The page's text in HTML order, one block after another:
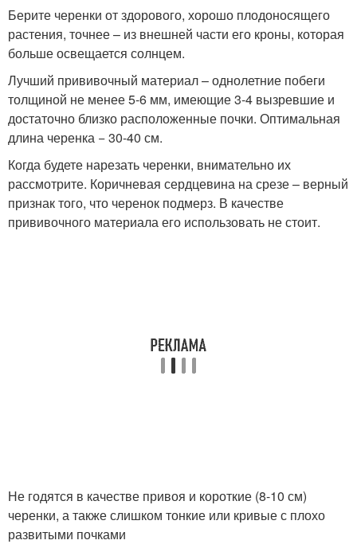
Берите черенки от здорового, хорошо плодоносящего
растения, точнее – из внешней части его кроны, которая
больше освещается солнцем.
Лучший прививочный материал – однолетние побеги
толщиной не менее 5-6 мм, имеющие 3-4 вызревшие и
достаточно близко расположенные почки. Оптимальная
длина черенка − 30-40 см.
Когда будете нарезать черенки, внимательно их
рассмотрите. Коричневая сердцевина на срезе – верный
признак того, что черенок подмерз. В качестве
прививочного материала его использовать не стоит.
Не годятся в качестве привоя и короткие (8-10 см)
черенки, а также слишком тонкие или кривые с плохо
развитыми почками